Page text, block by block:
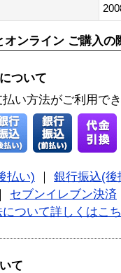
オンライン ご購入の
ついて
払い方法がご利用で
払い) ｜ 銀行振込(後
セブンイレブン決済
ついて詳しくはこ
て